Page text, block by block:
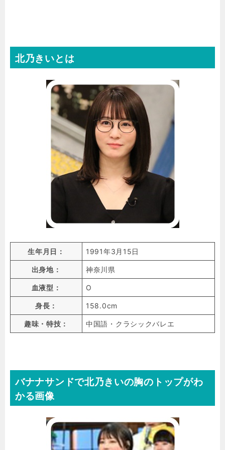
北乃きいとは
生年月日： 1991年3月15日
出身地： 神奈川県
血液型： O
身長： 158.0cm
趣味・特技： 中国語・クラシックバレエ
バナナサンドで北乃きいの胸のトップがわ
かる画像